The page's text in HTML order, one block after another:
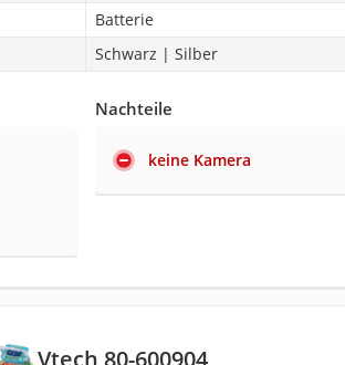
Batterie
Schwarz | Silber
Nachteile
keine Kamera